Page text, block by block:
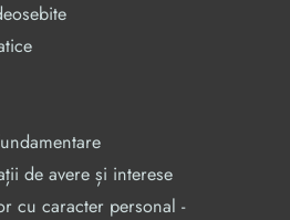
de avere și interese
cu caracter personal -